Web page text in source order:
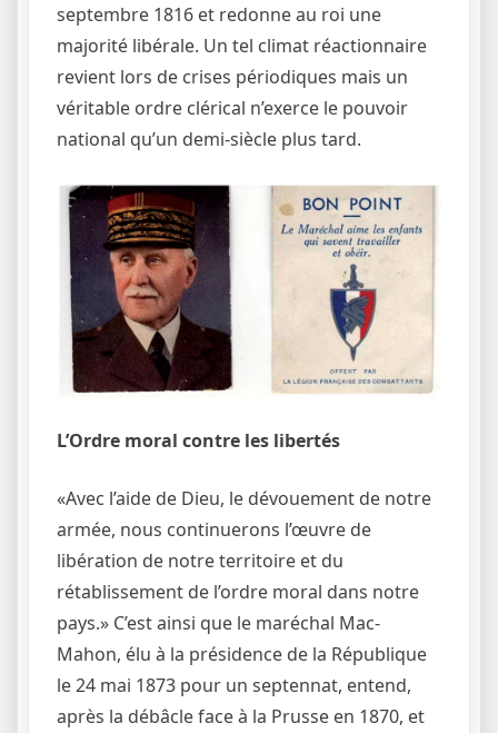
septembre 1816 et redonne au roi une
majorité libérale. Un tel climat réactionnaire
revient lors de crises périodiques mais un
véritable ordre clérical n’exerce le pouvoir
national qu’un demi-siècle plus tard.
L’Ordre moral contre les libertés
«Avec l’aide de Dieu, le dévouement de notre
armée, nous continuerons l’œuvre de
libération de notre territoire et du
rétablissement de l’ordre moral dans notre
pays.» C’est ainsi que le maréchal Mac-
Mahon, élu à la présidence de la République
le 24 mai 1873 pour un septennat, entend,
après la débâcle face à la Prusse en 1870, et